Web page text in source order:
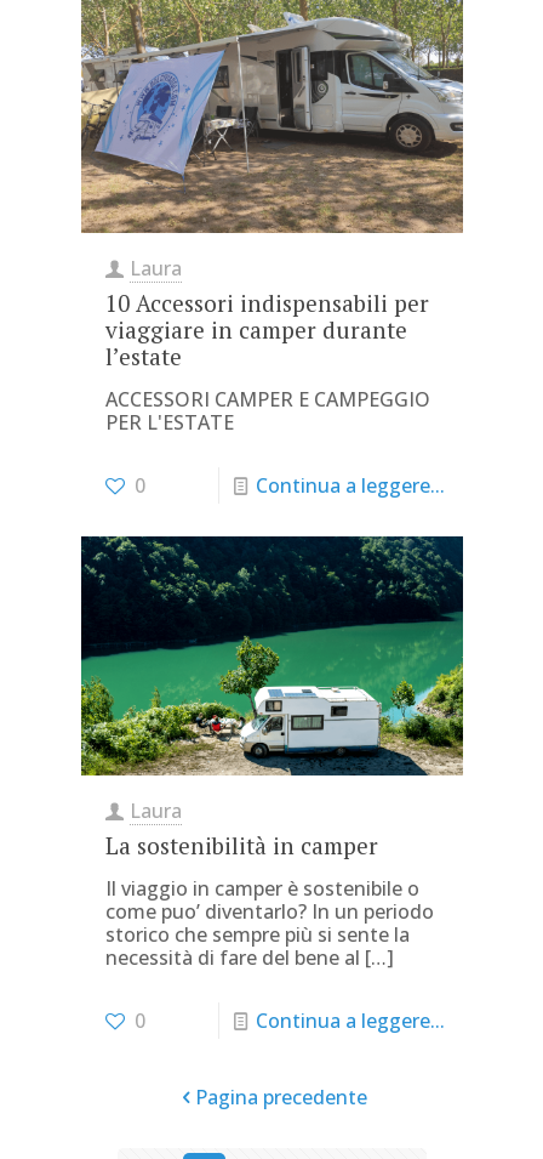
Laura
10 Accessori indispensabili per
viaggiare in camper durante
l’estate
ACCESSORI CAMPER E CAMPEGGIO
PER L'ESTATE
0 Continua a leggere...
Laura
La sostenibilità in camper
Il viaggio in camper è sostenibile o
come puo’ diventarlo? In un periodo
storico che sempre più si sente la
necessità di fare del bene al […]
0 Continua a leggere...
Pagina precedente